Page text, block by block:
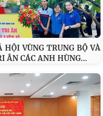
VÙNG TRUNG BỘ VÀ
ÂN CÁC ANH HÙNG…